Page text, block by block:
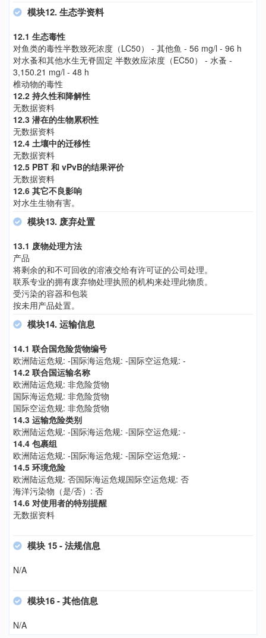
模块12. 生态学资料
12.1 生态毒性
对鱼类的毒性半数致死浓度（LC50） - 其他鱼 - 56 mg/l - 96 h
对水蚤和其他水生无脊固定 半数效应浓度（EC50） - 水蚤 -
3,150.21 mg/l - 48 h
椎动物的毒性
12.2 持久性和降解性
无数据资料
12.3 潜在的生物累积性
无数据资料
12.4 土壤中的迁移性
无数据资料
12.5 PBT 和 vPvB的结果评价
无数据资料
12.6 其它不良影响
对水生生物有害。
模块13. 废弃处置
13.1 废物处理方法
产品
将剩余的和不可回收的溶液交给有许可证的公司处理。
联系专业的拥有废弃物处理执照的机构来处理此物质。
受污染的容器和包装
按未用产品处置。
模块14. 运输信息
14.1 联合国危险货物编号
欧洲陆运危规: -国际海运危规: -国际空运危规: -
14.2 联合国运输名称
欧洲陆运危规: 非危险货物
国际海运危规: 非危险货物
国际空运危规: 非危险货物
14.3 运输危险类别
欧洲陆运危规: -国际海运危规: -国际空运危规: -
14.4 包裹组
欧洲陆运危规: -国际海运危规: -国际空运危规: -
14.5 环境危险
欧洲陆运危规: 否国际海运危规国际空运危规: 否
海洋污染物（是/否）: 否
14.6 对使用者的特别提醒
无数据资料
模块 15 - 法规信息
N/A
模块16 - 其他信息
N/A